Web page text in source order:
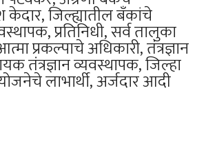
जिल्ह्यातील बँकांचे
प्रतिनिधी, सर्व तालुका
प्रकल्पाचे अधिकारी, तंत्रज्ञान
तंत्रज्ञान व्यवस्थापक, जिल्हा
लाभार्थी, अर्जदार आदी